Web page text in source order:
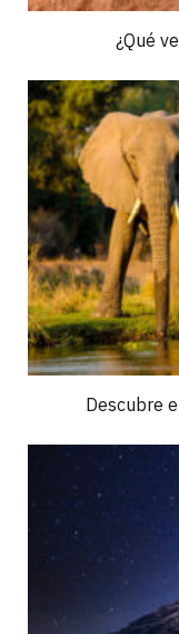
¿Qué
Descubre